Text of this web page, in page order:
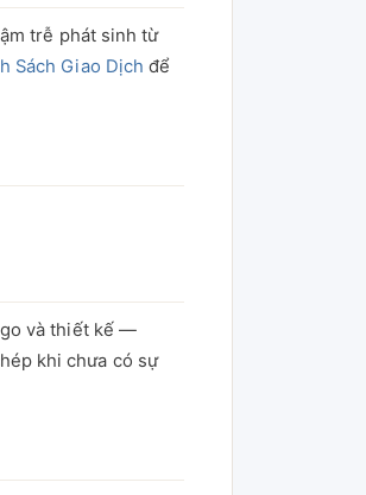
trễ phát sinh từ
Sách Giao Dịch để
và thiết kế —
khi chưa có sự